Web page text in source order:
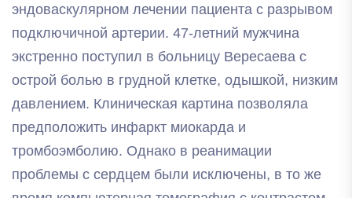
эндоваскулярном лечении пациента с разрывом
подключичной артерии. 47-летний мужчина
экстренно поступил в больницу Вересаева с
острой болью в грудной клетке, одышкой, низким
давлением. Клиническая картина позволяла
предположить инфаркт миокарда и
тромбоэмболию. Однако в реанимации
проблемы с сердцем были исключены, в то же